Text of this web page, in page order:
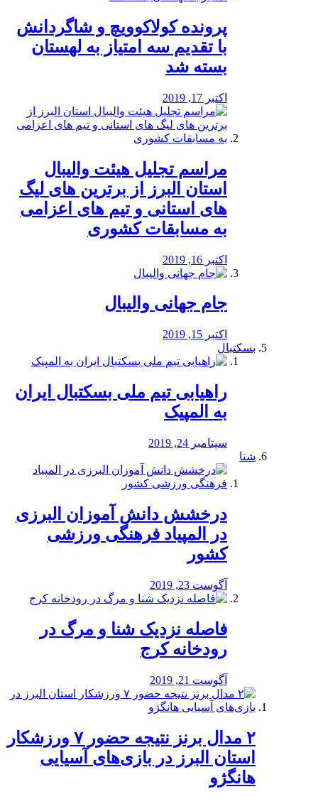
پرونده کولاکوویچ و شاگردانش
با تقدیم سه امتیاز به لهستان
بسته شد
اکتبر 17, 2019
مراسم تجلیل هیئت والیبال
استان البرز از برترین های لیگ
های استانی و تیم های اعزامی
به مسابقات کشوری
اکتبر 16, 2019
جام جهانی والیبال
اکتبر 15, 2019
بسکتبال
راهیابی تیم ملی بسکتبال ایران
به المپیک
سپتامبر 24, 2019
شنا
درخشش دانش آموزان البرزی
در المپیاد فرهنگی ورزشی
کشور
آگوست 23, 2019
️فاصله نزدیک شنا و مرگ در
رودخانه کرج
آگوست 21, 2019
۲ مدال برنز نتیجه حضور ۷ ورزشکار
استان البرز در بازی‌های آسیایی
هانگژو